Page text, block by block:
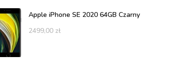
Apple iPhone SE 2020 64GB Czarny
2499,00 zł